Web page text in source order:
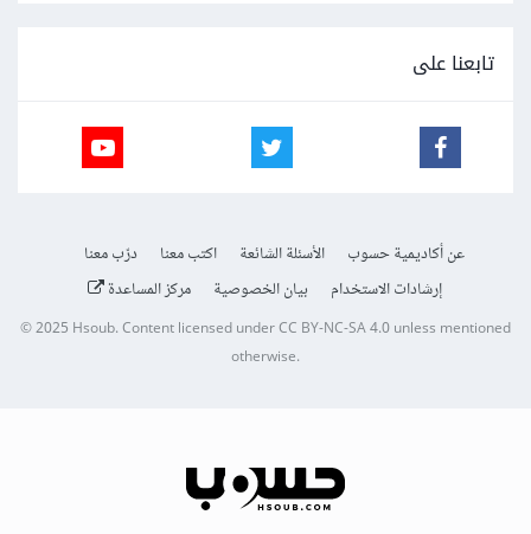
تابعنا على
عن أكاديمية حسوب الأسئلة الشائعة اكتب معنا
درّب معنا
إرشادات الاستخدام
بيان الخصوصية مركز المساعدة
© 2025Hsoub.Content licensed underCC BY-NC-SA 4.0unless mentioned
otherwise.